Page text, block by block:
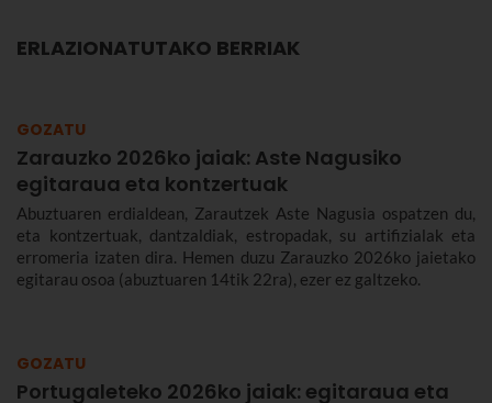
ERLAZIONATUTAKO BERRIAK
GOZATU
Zarauzko 2026ko jaiak: Aste Nagusiko
egitaraua eta kontzertuak
Abuztuaren erdialdean, Zarautzek Aste Nagusia ospatzen du,
eta kontzertuak, dantzaldiak, estropadak, su artifizialak eta
erromeria izaten dira. Hemen duzu Zarauzko 2026ko jaietako
egitarau osoa (abuztuaren 14tik 22ra), ezer ez galtzeko.
GOZATU
Portugaleteko 2026ko jaiak: egitaraua eta